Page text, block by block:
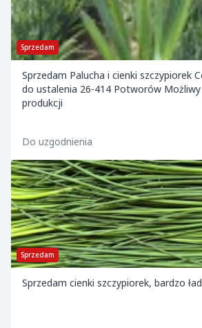
Sprzedam
Sprzedam Palucha i cienki szczypiorek Celofan lub kg Cena
do ustalenia 26-414 Potworów Możliwy dowóz Ciągłość
produkcji
Do uzgodnienia
Sprzedam
Sprzedam cienki szczypiorek, bardzo